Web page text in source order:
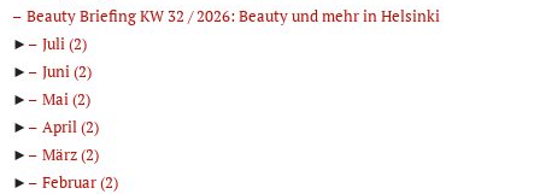
Beauty Briefing KW 32 / 2026: Beauty und mehr in Helsinki
►
Juli(2)
►
Juni(2)
►
Mai(2)
►
April(2)
►
März(2)
►
Februar(2)